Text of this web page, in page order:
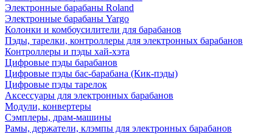
Электронные барабаны Roland
Электронные барабаны Yargo
Колонки и комбоусилители для барабанов
Пэды, тарелки, контроллеры для электронных барабанов
Контроллеры и пэды хай-хэта
Цифровые пэды барабанов
Цифровые пэды бас-барабана (Кик-пэды)
Цифровые пэды тарелок
Аксессуары для электронных барабанов
Модули, конвертеры
Сэмплеры, драм-машины
Рамы, держатели, клэмпы для электронных барабанов